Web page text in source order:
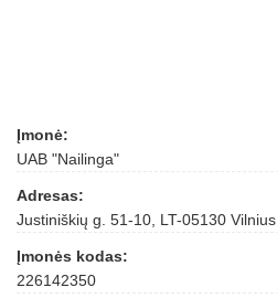
Įmonė:
UAB "Nailinga"
Adresas:
Justiniškių g. 51-10, LT-05130 Vilnius
Įmonės kodas:
226142350